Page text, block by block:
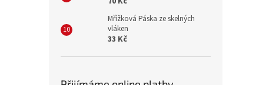
Mřížková Páska ze skelných
vláken
33 Kč